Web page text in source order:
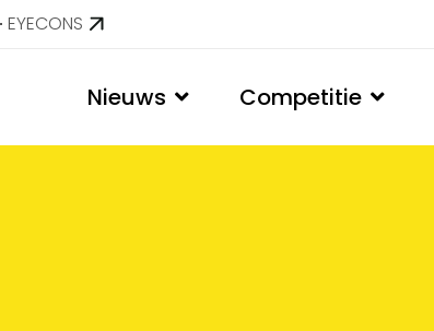
EYECONS
Nieuws Competitie